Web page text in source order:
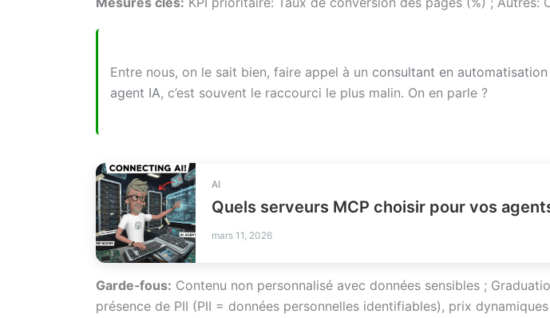
Entre nous, on le sait bien, faire appel à un consultant en
agent IA, c’est souvent le raccourci le plus malin. On en parle ?
AI
Quels serveurs MCP choisir pour vos
mars 11, 2026
Garde‑fous: Contenu non personnalisé avec données sensibles ;
présence de PII (PII = données personnelles identifiables), prix